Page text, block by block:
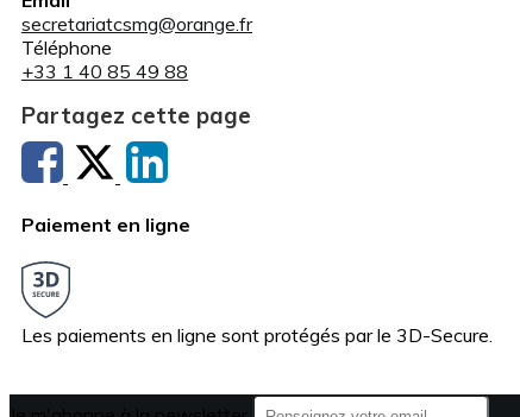
secretariatcsmg@orange.fr
Téléphone
+33 1 40 85 49 88
Partagez cette page
Paiement en ligne
Les paiements en ligne sont protégés par le 3D-Secure.